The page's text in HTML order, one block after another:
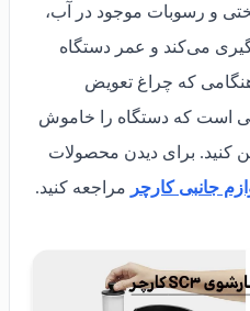
و رسوبات موجود در آب،
می‌کند و عمر دستگاه
که چراغ تعویض
است که دستگاه را خاموش
کنید. برای دیدن محصولات
جانبی کارچر مراجعه کنید.